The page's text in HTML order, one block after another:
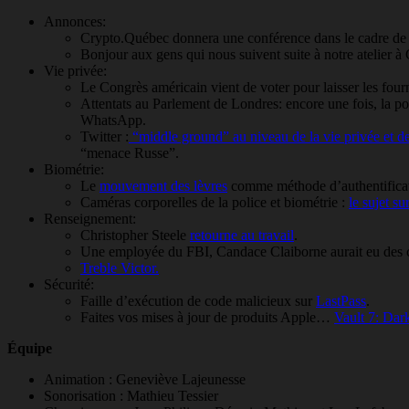
Annonces:
Crypto.Québec donnera une conférence dans le cadre de
Bonjour aux gens qui nous suivent suite à notre atelier à
Vie privée:
Le Congrès américain vient de voter pour laisser les
Attentats au Parlement de Londres: encore une fois, la
WhatsApp.
Twitter : “middle ground” au niveau de la vie privée et
“menace Russe”.
Biométrie:
Le mouvement des lèvres comme méthode
Caméras corporelles de la police et biométrie : le sujet
Renseignement:
Christopher Steele retourne au travail.
Une employée du FBI, Candace Claiborne aurait eu des
Treble Victor.
Sécurité:
Faille d’exécution de code malicieux sur LastPass.
Faites vos mises à jour de produits Apple… Vault 7:
Équipe
Animation : Geneviève Lajeunesse
Sonorisation : Mathieu Tessier